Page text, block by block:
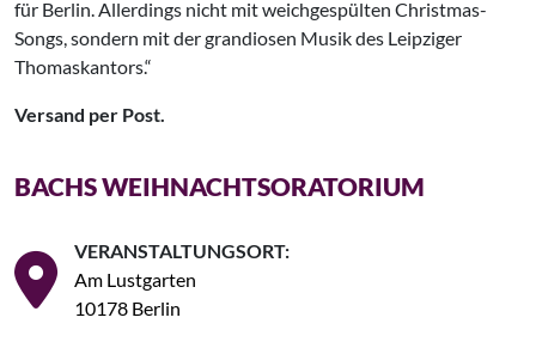
für Berlin. Allerdings nicht mit weichgespülten Christmas-
Songs, sondern mit der grandiosen Musik des Leipziger
Thomaskantors.“
Versand per Post.
BACHS WEIHNACHTSORATORIUM
VERANSTALTUNGSORT:
Am Lustgarten
10178 Berlin